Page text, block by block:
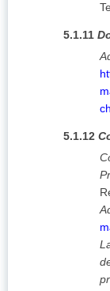
5.1.11
5.1.12